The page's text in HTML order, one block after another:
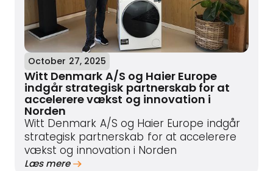
October 27, 2025
Witt Denmark A/S og Haier Europe
indgår strategisk partnerskab for at
accelerere vækst og innovation i
Norden
Witt Denmark A/S og Haier Europe indgår
strategisk partnerskab for at accelerere
vækst og innovation i Norden
Læs mere